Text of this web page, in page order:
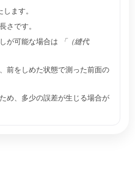
ます。
さです。
が可能な場合は
「（縫代
前をしめた状態で測った前面の
め、多少の誤差が生じる場合が